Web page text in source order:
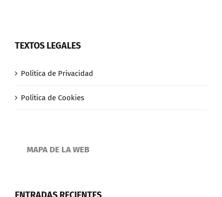
TEXTOS LEGALES
Política de Privacidad
Política de Cookies
MAPA DE LA WEB